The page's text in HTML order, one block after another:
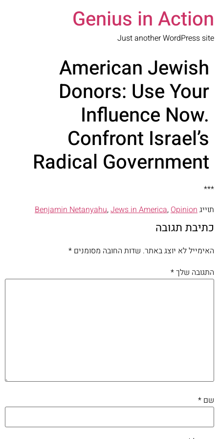
Genius in Action
Just another WordPress site
American Jewish
Donors: Use Your
Influence Now.
Confront Israel’s
Radical Government
***
תוייג
Benjamin Netanyahu,Jews in America,Opinion
כתיבת תגובה
האימייל לא יוצג באתר. שדות החובה מסומנים *
התגובה שלך*
שם *